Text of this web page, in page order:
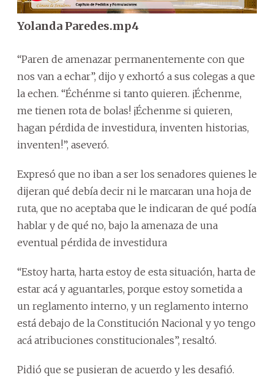
Yolanda Paredes.mp4
“Paren de amenazar permanentemente con que
nos van a echar”, dijo y exhortó a sus colegas a que
la echen. “Échénme si tanto quieren. ¡Échenme,
me tienen rota de bolas! ¡Échenme si quieren,
hagan pérdida de investidura, inventen historias,
inventen!”, aseveró.
Expresó que no iban a ser los senadores quienes le
dijeran qué debía decir ni le marcaran una hoja de
ruta, que no aceptaba que le indicaran de qué podía
hablar y de qué no, bajo la amenaza de una
eventual pérdida de investidura
“Estoy harta, harta estoy de esta situación, harta de
estar acá y aguantarles, porque estoy sometida a
un reglamento interno, y un reglamento interno
está debajo de la Constitución Nacional y yo tengo
acá atribuciones constitucionales”, resaltó.
Pidió que se pusieran de acuerdo y les desafió.